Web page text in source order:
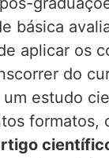
básica
aplicar os
do
estudo
formatos,